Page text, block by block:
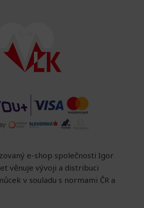
e-shop společnosti Igor
věnuje vývoji a distribuci
v souladu s normami ČR a